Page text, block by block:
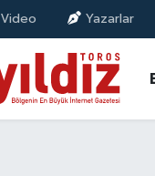
Video Yazarlar